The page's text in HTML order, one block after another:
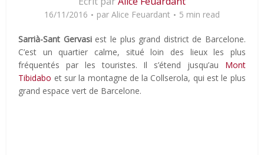
16/11/2016 par Alice Feuardant 5 min read
Sarrià-Sant Gervasiest le plus grand district de Barcelone.
C’est un quartier calme, situé loin des lieux les plus
fréquentés par les touristes. Il s’étend jusqu’au Mont
Tibidabo et sur la montagne de la Collserola, qui est le plus
grand espace vert de Barcelone.